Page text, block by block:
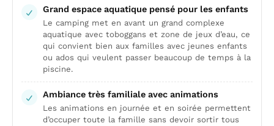
Grand espace aquatique pensé pour les enfants
Le camping met en avant un grand complexe
aquatique avec toboggans et zone de jeux d’eau, ce
qui convient bien aux familles avec jeunes enfants
ou ados qui veulent passer beaucoup de temps à la
piscine.
Ambiance très familiale avec animations
Les animations en journée et en soirée permettent
d’occuper toute la famille sans devoir sortir tous